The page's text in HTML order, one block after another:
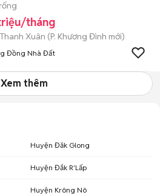
tháng
Xuân (P. Khương Đình mới)
Đồng Nhà Đất
Xem thêm
Huyện Đăk Glong
Huyện Đắk R'Lấp
Huyện Krông Nô